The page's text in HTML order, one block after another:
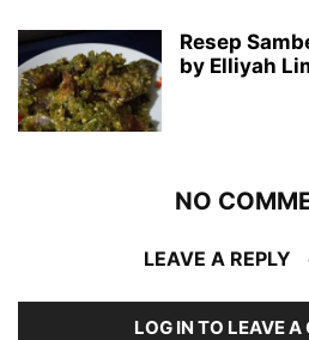
Resep
by Elliyah
NO
LEAVE A REPLY
LOG IN TO LEAVE